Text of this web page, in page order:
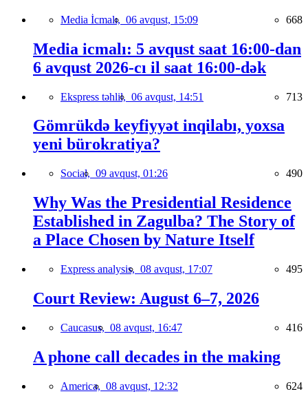
Media İcmalı, 06 avqust, 15:09 668
Media icmalı: 5 avqust saat 16:00-dan
6 avqust 2026-cı il saat 16:00-dək
Ekspress təhlil, 06 avqust, 14:51 713
Gömrükdə keyfiyyət inqilabı, yoxsa
yeni bürokratiya?
Social, 09 avqust, 01:26 490
Why Was the Presidential Residence
Established in Zagulba? The Story of
a Place Chosen by Nature Itself
Express analysis, 08 avqust, 17:07 495
Court Review: August 6–7, 2026
Caucasus, 08 avqust, 16:47 416
A phone call decades in the making
America, 08 avqust, 12:32 624